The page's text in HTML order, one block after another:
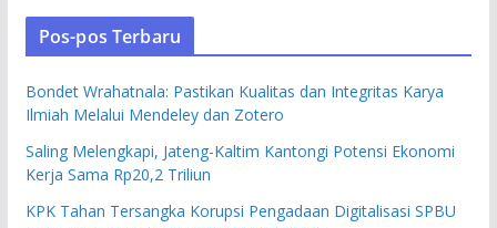
Pos-pos Terbaru
Bondet Wrahatnala: Pastikan Kualitas dan Integritas Karya
Ilmiah Melalui Mendeley dan Zotero
Saling Melengkapi, Jateng-Kaltim Kantongi Potensi Ekonomi
Kerja Sama Rp20,2 Triliun
KPK Tahan Tersangka Korupsi Pengadaan Digitalisasi SPBU